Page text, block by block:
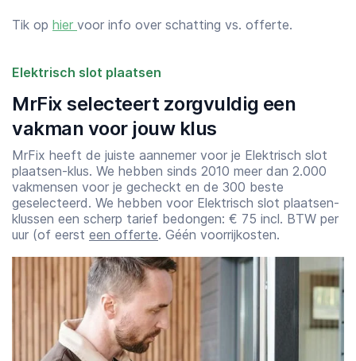
Tik op hier voor info over schatting vs. offerte.
Elektrisch slot plaatsen
MrFix selecteert zorgvuldig een
vakman voor jouw klus
MrFix heeft de juiste aannemer voor je Elektrisch slot
plaatsen-klus. We hebben sinds 2010 meer dan 2.000
vakmensen voor je gecheckt en de 300 beste
geselecteerd. We hebben voor Elektrisch slot plaatsen-
klussen een scherp tarief bedongen: € 75 incl. BTW per
uur (of eerst een offerte. Géén voorrijkosten.